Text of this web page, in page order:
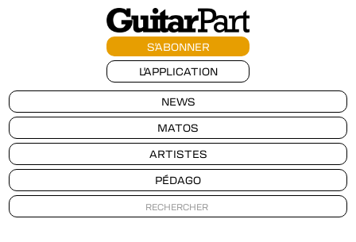
S'ABONNER
L'APPLICATION
NEWS
MATOS
ARTISTES
PÉDAGO